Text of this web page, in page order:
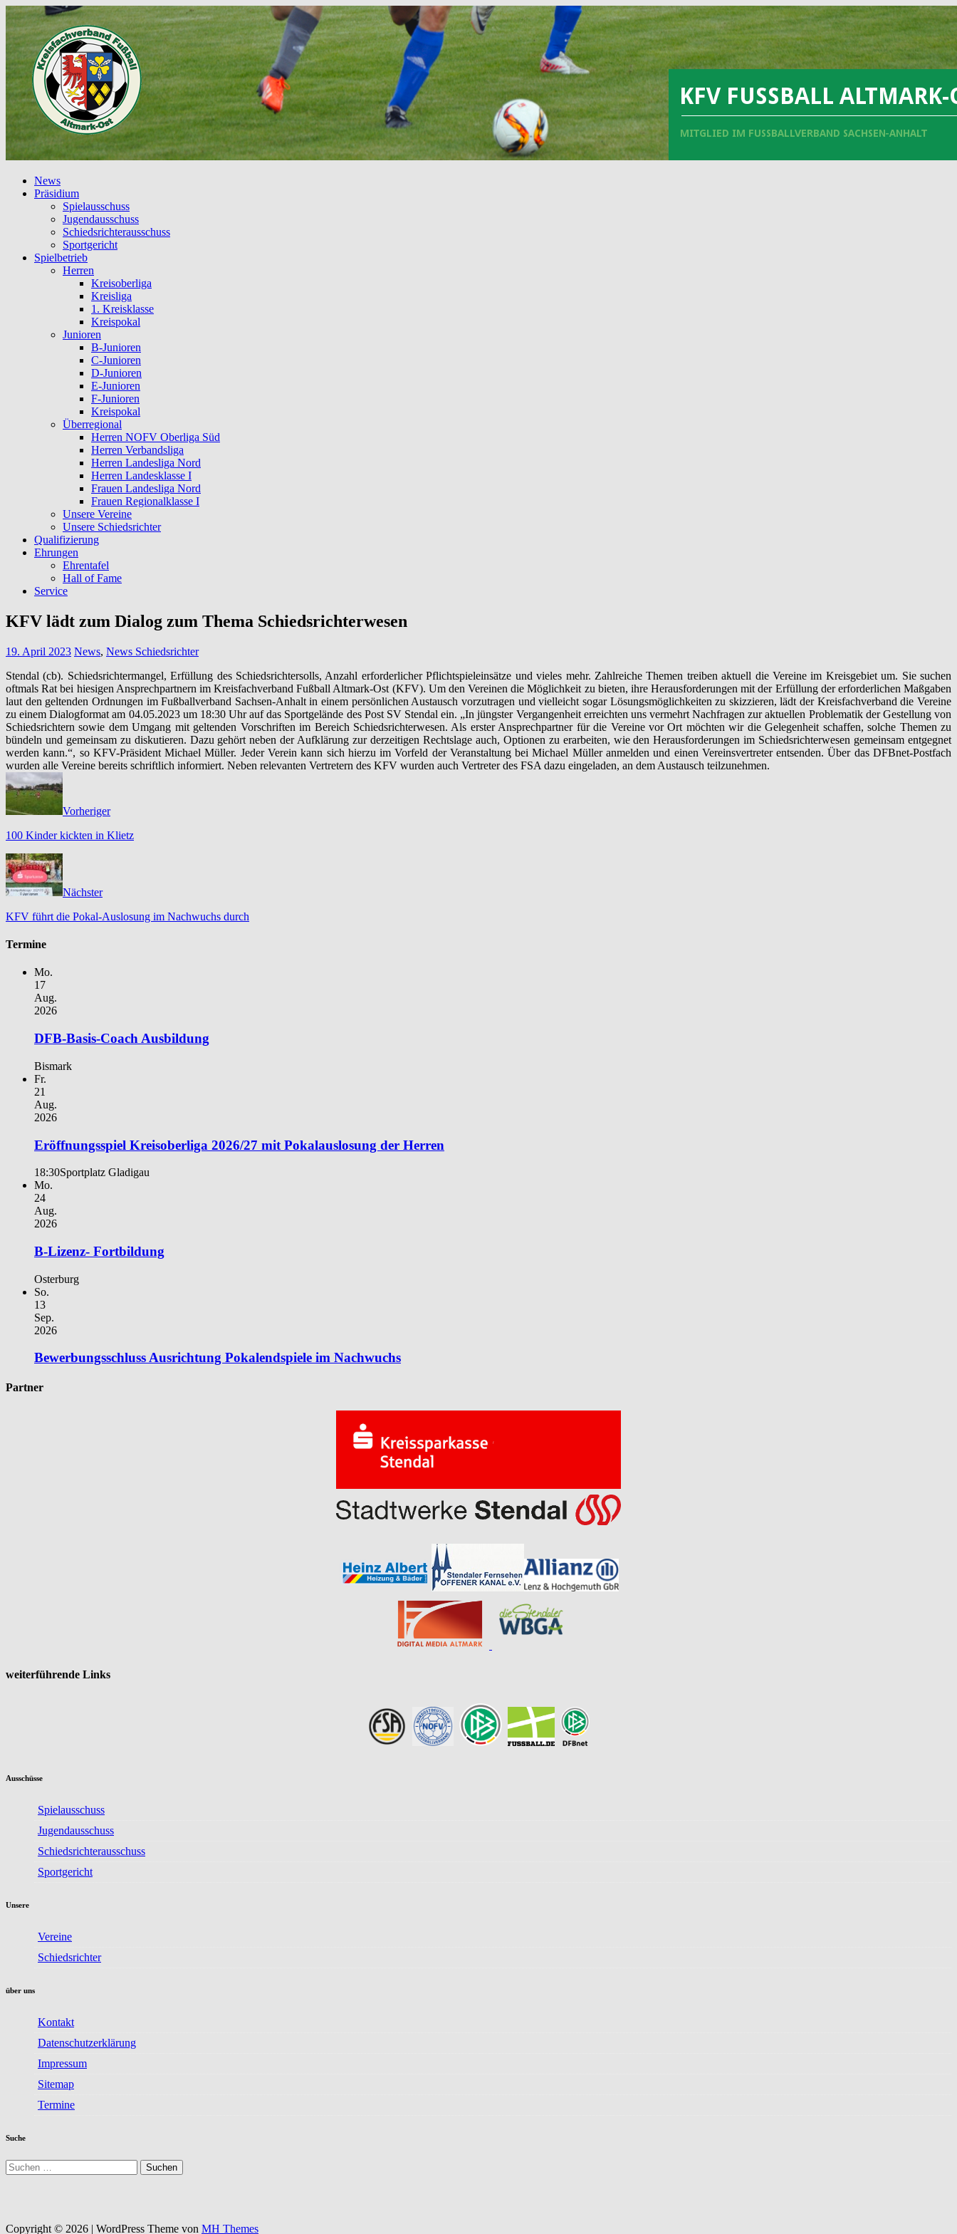
News
Präsidium
Spielausschuss
Jugendausschuss
Schiedsrichterausschuss
Sportgericht
Spielbetrieb
Herren
Kreisoberliga
Kreisliga
1. Kreisklasse
Kreispokal
Junioren
B-Junioren
C-Junioren
D-Junioren
E-Junioren
F-Junioren
Kreispokal
Überregional
Herren NOFV Oberliga Süd
Herren Verbandsliga
Herren Landesliga Nord
Herren Landesklasse I
Frauen Landesliga Nord
Frauen Regionalklasse I
Unsere Vereine
Unsere Schiedsrichter
Qualifizierung
Ehrungen
Ehrentafel
Hall of Fame
Service
KFV lädt zum Dialog zum Thema Schiedsrichterwesen
19. April 2023 News, News Schiedsrichter
Stendal (cb). Schiedsrichtermangel, Erfüllung des Schiedsrichtersolls, Anzahl erforderlicher Pflichtspieleinsätze und vieles mehr. Zahlreiche Themen treiben aktuell die Vereine im Kreisgebiet um. Sie suchen
oftmals Rat bei hiesigen Ansprechpartnern im Kreisfachverband Fußball Altmark-Ost (KFV). Um den Vereinen die Möglichkeit zu bieten, ihre Herausforderungen mit der Erfüllung der erforderlichen Maßgaben
laut den geltenden Ordnungen im Fußballverband Sachsen-Anhalt in einem persönlichen Austausch vorzutragen und vielleicht sogar Lösungsmöglichkeiten zu skizzieren, lädt der Kreisfachverband die Vereine
zu einem Dialogformat am 04.05.2023 um 18:30 Uhr auf das Sportgelände des Post SV Stendal ein. „In jüngster Vergangenheit erreichten uns vermehrt Nachfragen zur aktuellen Problematik der Gestellung von
Schiedsrichtern sowie dem Umgang mit geltenden Vorschriften im Bereich Schiedsrichterwesen. Als erster Ansprechpartner für die Vereine vor Ort möchten wir die Gelegenheit schaffen, solche Themen zu
bündeln und gemeinsam zu diskutieren. Dazu gehört neben der Aufklärung zur derzeitigen Rechtslage auch, Optionen zu erarbeiten, wie den Herausforderungen im Schiedsrichterwesen gemeinsam entgegnet
werden kann.“, so KFV-Präsident Michael Müller. Jeder Verein kann sich hierzu im Vorfeld der Veranstaltung bei Michael Müller anmelden und einen Vereinsvertreter entsenden. Über das DFBnet-Postfach
wurden alle Vereine bereits schriftlich informiert. Neben relevanten Vertretern des KFV wurden auch Vertreter des FSA dazu eingeladen, an dem Austausch teilzunehmen.
Vorheriger
100 Kinder kickten in Klietz
Nächster
KFV führt die Pokal-Auslosung im Nachwuchs durch
Termine
Mo.
17
Aug.
2026
DFB-Basis-Coach Ausbildung
Bismark
Fr.
21
Aug.
2026
Eröffnungsspiel Kreisoberliga 2026/27 mit Pokalauslosung der Herren
18:30Sportplatz Gladigau
Mo.
24
Aug.
2026
B-Lizenz- Fortbildung
Osterburg
So.
13
Sep.
2026
Bewerbungsschluss Ausrichtung Pokalendspiele im Nachwuchs
Partner
weiterführende Links
Ausschüsse
Spielausschuss
Jugendausschuss
Schiedsrichterausschuss
Sportgericht
Unsere
Vereine
Schiedsrichter
über uns
Kontakt
Datenschutzerklärung
Impressum
Sitemap
Termine
Suche
Suchen
nach:
Copyright © 2026 | WordPress Theme von MH Themes